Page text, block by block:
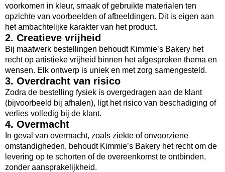
voorkomen in kleur, smaak of gebruikte materialen ten
opzichte van voorbeelden of afbeeldingen. Dit is eigen aan
het ambachtelijke karakter van het product.
2. Creatieve vrijheid
Bij maatwerk bestellingen behoudt Kimmie’s Bakery het
recht op artistieke vrijheid binnen het afgesproken thema en
wensen. Elk ontwerp is uniek en met zorg samengesteld.
3. Overdracht van risico
Zodra de bestelling fysiek is overgedragen aan de klant
(bijvoorbeeld bij afhalen), ligt het risico van beschadiging of
verlies volledig bij de klant.
4. Overmacht
In geval van overmacht, zoals ziekte of onvoorziene
omstandigheden, behoudt Kimmie’s Bakery het recht om de
levering op te schorten of de overeenkomst te ontbinden,
zonder aansprakelijkheid.